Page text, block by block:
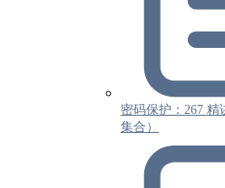
密码保护：267 精
集合）